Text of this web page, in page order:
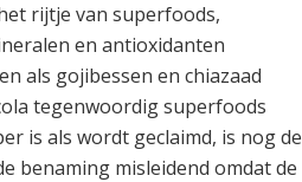
rijtje van superfoods,
en antioxidanten
als gojibessen en chiazaad
tegenwoordig superfoods
is als wordt geclaimd, is nog de
benaming misleidend omdat de